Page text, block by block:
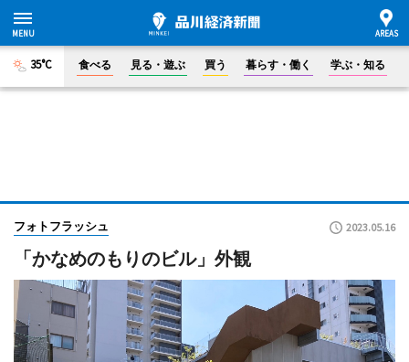
35°C 食べる 見る・遊ぶ 買う 暮らす・働く 学ぶ・知る
フォトフラッシュ 2023.05.16
「かなめのもりのビル」外観